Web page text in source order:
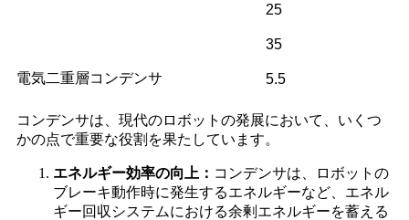
25
35
電気二重層コンデンサ 5.5
コンデンサは、現代のロボットの発展において、いくつ
かの点で重要な役割を果たしています。
エネルギー効率の向上： コンデンサは、ロボットの
ブレーキ動作時に発生するエネルギーなど、エネル
ギー回収システムにおける余剰エネルギーを蓄える